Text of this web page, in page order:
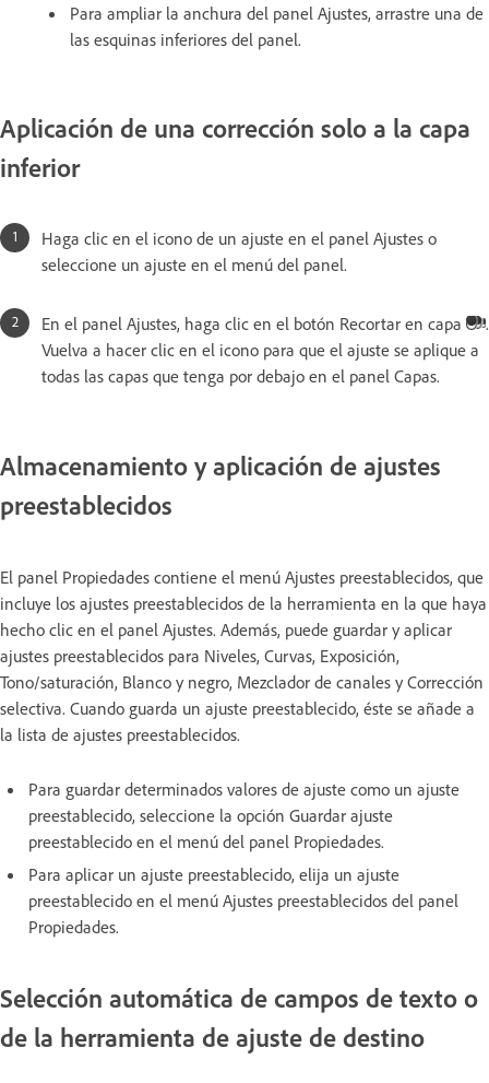
Para ampliar la anchura del panel Ajustes, arrastre una de
las esquinas inferiores del panel.
Aplicación de una corrección solo a la capa
inferior
Haga clic en el icono de un ajuste en el panel Ajustes o
seleccione un ajuste en el menú del panel.
En el panel Ajustes, haga clic en el botón Recortar en capa
.
Vuelva a hacer clic en el icono para que el ajuste se aplique a
todas las capas que tenga por debajo en el panel Capas.
Almacenamiento y aplicación de ajustes
preestablecidos
El panel Propiedades contiene el menú Ajustes preestablecidos, que
incluye los ajustes preestablecidos de la herramienta en la que haya
hecho clic en el panel Ajustes. Además, puede guardar y aplicar
ajustes preestablecidos para Niveles, Curvas, Exposición,
Tono/saturación, Blanco y negro, Mezclador de canales y Corrección
selectiva. Cuando guarda un ajuste preestablecido, éste se añade a
la lista de ajustes preestablecidos.
Para guardar determinados valores de ajuste como un ajuste
preestablecido, seleccione la opción Guardar ajuste
preestablecido en el menú del panel Propiedades.
Para aplicar un ajuste preestablecido, elija un ajuste
preestablecido en el menú Ajustes preestablecidos del panel
Propiedades.
Selección automática de campos de texto o
de la herramienta de ajuste de destino